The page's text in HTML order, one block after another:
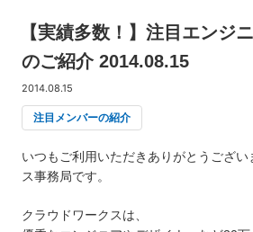
【実績多数！】注目エンジ
のご紹介 2014.08.15
2014.08.15
注目メンバーの紹介
いつもご利用いただきありがとうござい
ス事務局です。
クラウドワークスは、